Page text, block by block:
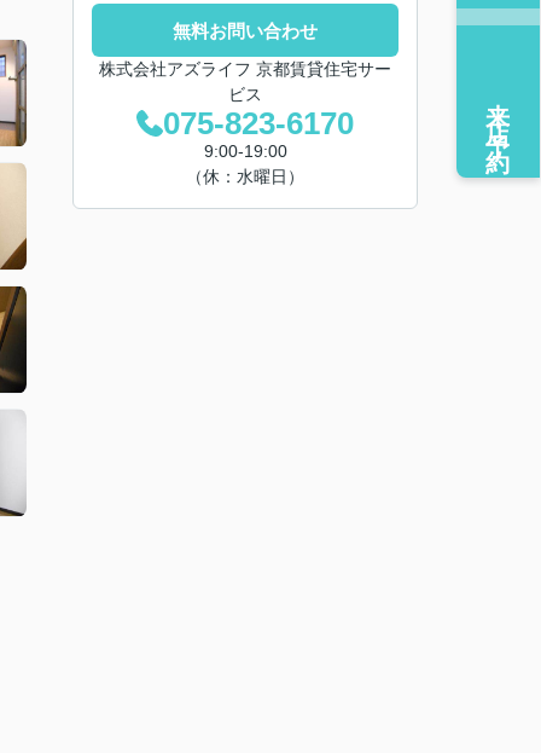
無料お問い合わせ
株式会社アズライフ 京都賃貸住宅サー
ビス
075-823-6170
9:00-19:00
（休：水曜日）
来店予約